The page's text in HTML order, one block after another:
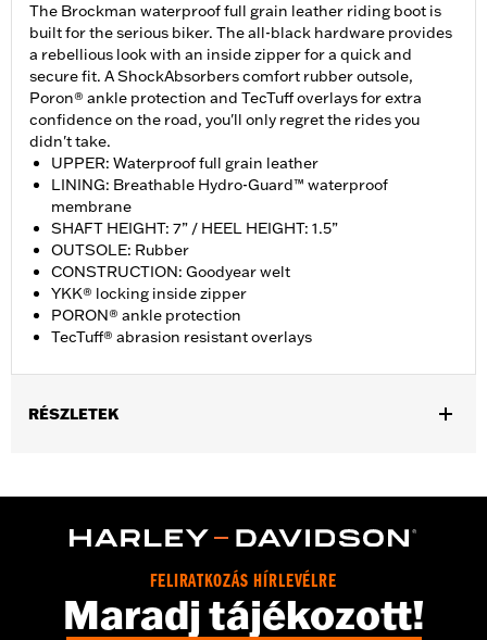
The Brockman waterproof full grain leather riding boot is
built for the serious biker. The all-black hardware provides
a rebellious look with an inside zipper for a quick and
secure fit. A ShockAbsorbers comfort rubber outsole,
Poron® ankle protection and TecTuff overlays for extra
confidence on the road, you'll only regret the rides you
didn't take.
UPPER: Waterproof full grain leather
LINING: Breathable Hydro-Guard™ waterproof
membrane
SHAFT HEIGHT: 7” / HEEL HEIGHT: 1.5”
OUTSOLE: Rubber
CONSTRUCTION: Goodyear welt
YKK® locking inside zipper
PORON® ankle protection
TecTuff® abrasion resistant overlays
RÉSZLETEK
Functional Features:Waterproof
Dimension Description: SHAFT HEIGHT: 7” / HEEL HEIGHT:
FELIRATKOZÁS HÍRLEVÉLRE
Maradj tájékozott!